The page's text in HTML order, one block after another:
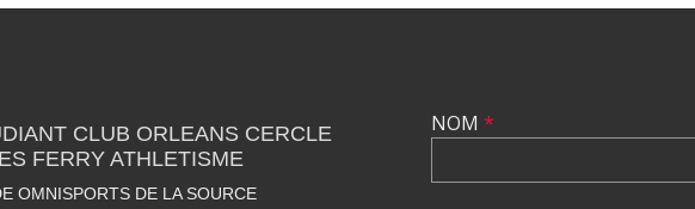
CLUB ORLEANS CERCLE
FERRY ATHLETISME
OMNISPORTS DE LA SOURCE
NOM *